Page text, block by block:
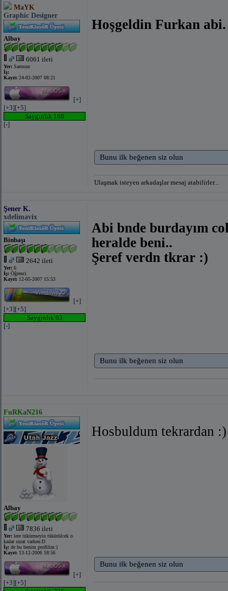
MaYK
Graphic Designer
Albay
6061 ileti
Yer: Samsun
İş:
Kayıt: 24-02-2007 08:21
[+]
[+3][+5]
Saygınlık 168
[-]
Hoşgeldin Furkan abi.
Bunu ilk beğenen siz olun
Ulaşmak isteyen arkadaşlar mesaj atabilirler...
Şener K.
xdelimavix
Binbaşı
2642 ileti
Yer: 6
İş: Öğrenci
Kayıt: 12-05-2007 15:53
[+]
[+3][+5]
Saygınlık 93
[-]
Abi bnde burdayım
heralde beni..
Şeref verdn tkrar :)
Bunu ilk beğenen siz olun
FuRKaN216
Albay
7836 ileti
Yer: lere tükürmeyin tükürülcek o
kadar surat varken:D
İş: de bu benim profilim:)
Kayıt: 13-12-2006 18:56
[+]
[+3][+5]
Hosbuldum tekrardan :)
Bunu ilk beğenen siz olun